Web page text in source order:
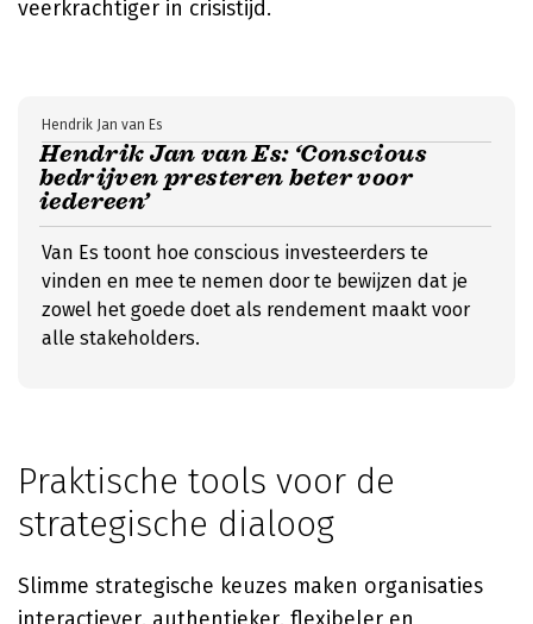
veerkrachtiger in crisistijd.
Hendrik Jan van Es: ‘Conscious
bedrijven presteren beter voor
iedereen’
Hendrik Jan van Es
Van Es toont hoe conscious investeerders te
vinden en mee te nemen door te bewijzen dat je
zowel het goede doet als rendement maakt voor
alle stakeholders.
Praktische tools voor de
strategische dialoog
Slimme strategische keuzes maken organisaties